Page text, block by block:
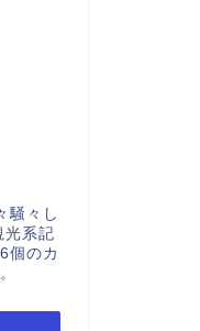
騒々し
光系記
個のカ